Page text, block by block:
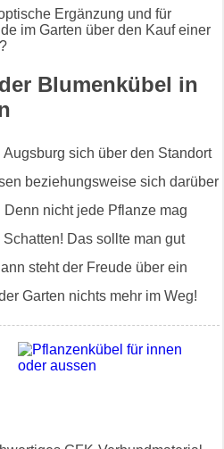
Ergänzung und für
im Garten über den Kauf einer
Blumenkübel in
sich über den Standort
beziehungsweise sich darüber
nicht jede Pflanze mag
Das sollte man gut
steht der Freude über ein
Garten nichts mehr im Weg!